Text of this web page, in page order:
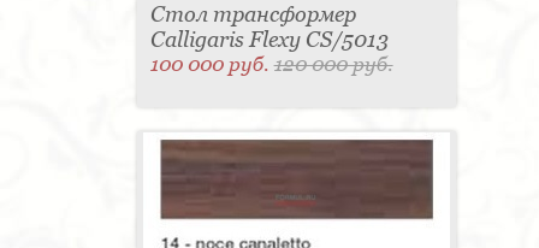
Стол трансформер
Calligaris Flexy CS/5013
100 000 руб.120 000 руб.